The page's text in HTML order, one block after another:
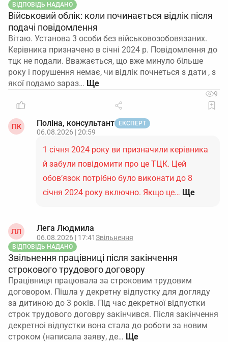
ВІДПОВІДЬ НАДАНО
Військовий облік: коли починається відлік після
подачі повідомлення
Вітаю. Установа 3 особи без військовозобовязаних.
Керівника призначено в січні 2024 р. Повідомлення до
тцк не подали. Вважається, що вже минуло більше
року і порушення немає, чи відлік почнеться з дати , з
якої подамо зараз…
9
ПК Поліна, консультант ЕКСПЕРТ
06.08.2026 | 20:59
1 січня 2024 року ви призначили керівника
й забули повідомити про це ТЦК. Цей
обов’язок потрібно було виконати до 8
січня 2024 року включно. Якщо це… Ще
ЛЛ Лега Людмила
06.08.2026 | 17:41Звільнення
ВІДПОВІДЬ НАДАНО
Звільнення працівниці після закінчення
строкового трудового договору
Працівниця працювала за строковим трудовим
договором. Пішла у декретну відпустку для догляду
за дитиною до 3 років. Під час декретної відпустки
строк трудового договру закінчився. Після закінчення
декретноі відпустки вона стала до роботи за новим
строком (написала заяву, де…